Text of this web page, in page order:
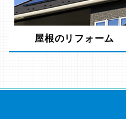
屋根のリフォーム